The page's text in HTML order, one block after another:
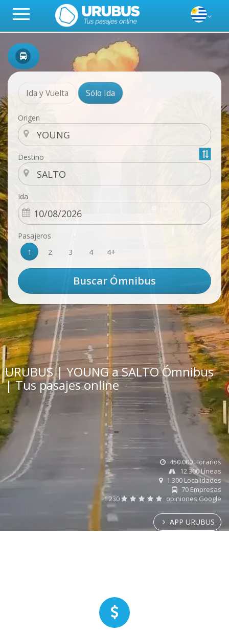
Ida y Vuelta Sólo Ida
Origen
Destino
Ida
Pasajeros
1
2 3 4 4+
URUBUS | YOUNG a SALTO Ómnibus
| Tus pasajes online
450.000 Horarios
12.300 Líneas
1.300 Localidades
70 Empresas
1.230
opiniones Google
APP URUBUS